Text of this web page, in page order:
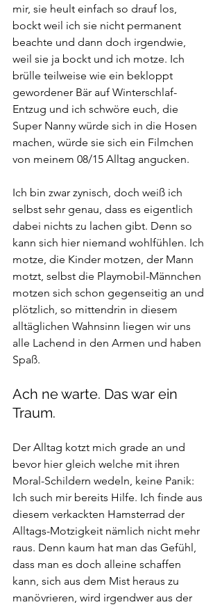
mir, sie heult einfach so drauf los,
bockt weil ich sie nicht permanent
beachte und dann doch irgendwie,
weil sie ja bockt und ich motze. Ich
brülle teilweise wie ein bekloppt
gewordener Bär auf Winterschlaf-
Entzug und ich schwöre euch, die
Super Nanny würde sich in die Hosen
machen, würde sie sich ein Filmchen
von meinem 08/15 Alltag angucken.
Ich bin zwar zynisch, doch weiß ich
selbst sehr genau, dass es eigentlich
dabei nichts zu lachen gibt. Denn so
kann sich hier niemand wohlfühlen. Ich
motze, die Kinder motzen, der Mann
motzt, selbst die Playmobil-Männchen
motzen sich schon gegenseitig an und
plötzlich, so mittendrin in diesem
alltäglichen Wahnsinn liegen wir uns
alle Lachend in den Armen und haben
Spaß.
Ach ne warte. Das war ein
Traum.
Der Alltag kotzt mich grade an und
bevor hier gleich welche mit ihren
Moral-Schildern wedeln, keine Panik:
Ich such mir bereits Hilfe. Ich finde aus
diesem verkackten Hamsterrad der
Alltags-Motzigkeit nämlich nicht mehr
raus. Denn kaum hat man das Gefühl,
dass man es doch alleine schaffen
kann, sich aus dem Mist heraus zu
manövrieren, wird irgendwer aus der